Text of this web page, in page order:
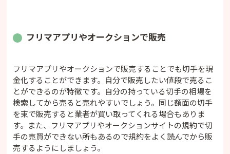
フリマアプリやオークションで販売
フリマアプリやオークションで販売することでも切手を現
金化することができます。自分で販売したい値段で売るこ
とができるのが特徴です。自分の持っている切手の相場を
検索してから売ると売れやすいでしょう。同じ額面の切手
を束で販売すると業者が買い取ってくれる場合もありま
す。また、フリマアプリやオークションサイトの規約で切
手の売買ができない所もあるので規約をよく読んでから販
売するようにしましょう。